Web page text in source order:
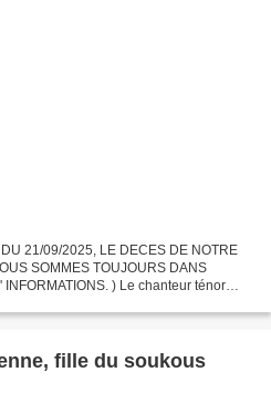
21/09/2025, LE DECES DE NOTRE
SOMMES TOUJOURS DANS
INFORMATIONS. ) Le chanteur ténor
fille du soukous